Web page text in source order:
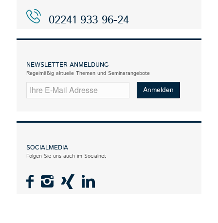
02241 933 96-24
NEWSLETTER ANMELDUNG
Regelmäßig aktuelle Themen und Seminarangebote
EMAIL
SOCIALMEDIA
Folgen Sie uns auch im Socialnet